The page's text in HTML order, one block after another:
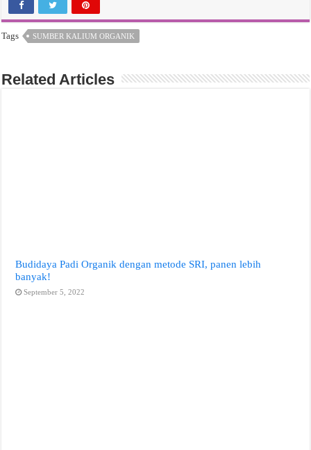
Tags SUMBER KALIUM ORGANIK
Related Articles
Budidaya Padi Organik dengan metode SRI, panen lebih
banyak!
September 5, 2022